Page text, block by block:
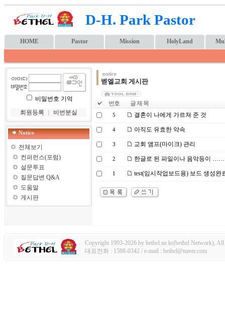
D-H. Park Pastor
HOME Pastor Mission HolyLand
비밀번호 기억
회원등록
비번분실
Notice
전체보기
컨퍼런스(포럼)
설문투표
질문답변 Q&A
도움말
게시판
notice
벧엘교회 게시판
번호 글 제 목
5 결혼이 나에게 가르쳐 준 것
4 아직도 유효한 약속
3 교회 앰프(마이크) 관리
2 한글로 된 파일이나 음악등이
1 test(임시작업보드용) 보드 생성완
Copyright 1993-2026 by bethel.ne.kr(bethel Network), All
대표전화 : 1588-0342 / e-mail : bethel@naver.com